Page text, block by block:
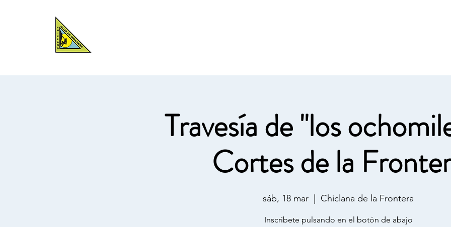
Travesía de "los
Cortes de la
sáb, 18 mar Chiclana de la Frontera
Inscribete pulsando en el botón de abajo